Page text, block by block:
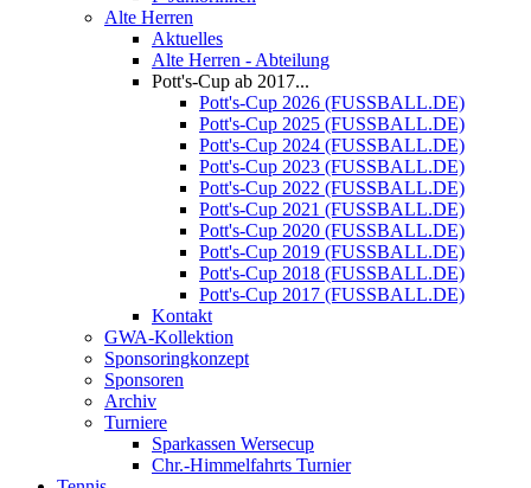
Alte Herren
Aktuelles
Alte Herren - Abteilung
Pott's-Cup ab 2017...
Pott's-Cup 2026 (FUSSBALL.DE)
Pott's-Cup 2025 (FUSSBALL.DE)
Pott's-Cup 2024 (FUSSBALL.DE)
Pott's-Cup 2023 (FUSSBALL.DE)
Pott's-Cup 2022 (FUSSBALL.DE)
Pott's-Cup 2021 (FUSSBALL.DE)
Pott's-Cup 2020 (FUSSBALL.DE)
Pott's-Cup 2019 (FUSSBALL.DE)
Pott's-Cup 2018 (FUSSBALL.DE)
Pott's-Cup 2017 (FUSSBALL.DE)
Kontakt
GWA-Kollektion
Sponsoringkonzept
Sponsoren
Archiv
Turniere
Sparkassen Wersecup
Chr.-Himmelfahrts Turnier